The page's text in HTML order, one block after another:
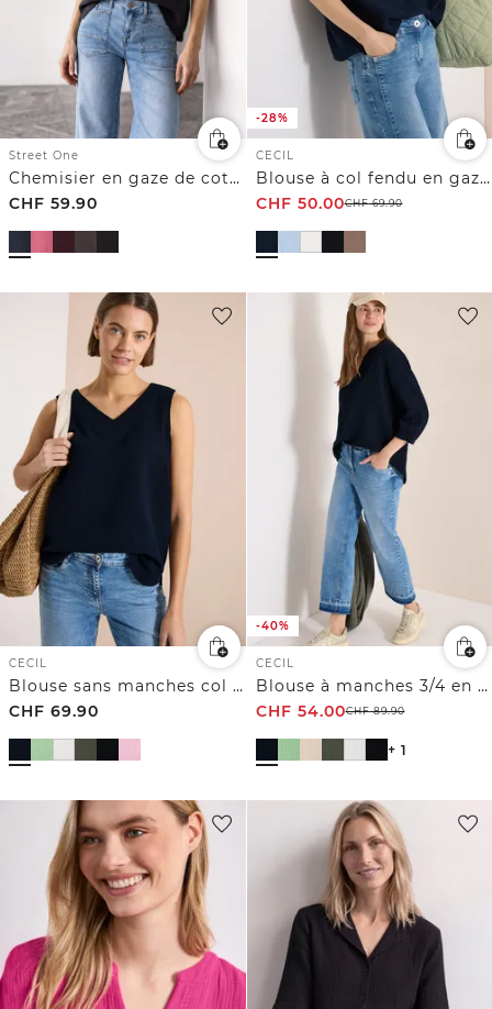
Street One
Chemisier en gaze de coton
CHF 59.90
-28%
CECIL
Blouse à col fendu en gaze de coton
CHF 50.00CHF69.90
CECIL
Blouse sans manches col V en gaze de coton
CHF 69.90
-40%
CECIL
Blouse à manches 3/4 en gaze de coton
CHF 54.00CHF89.90
+ 1